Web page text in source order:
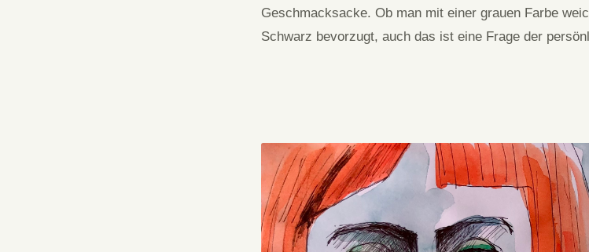
Geschmacksacke. Ob man mit einer grauen Farbe
Schwarz bevorzugt, auch das ist eine Frage der